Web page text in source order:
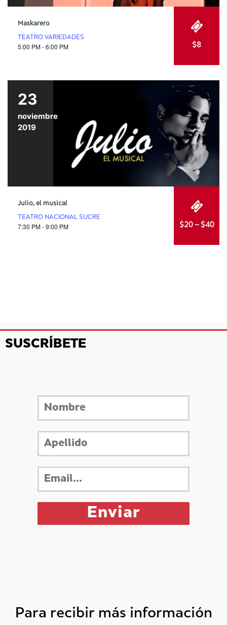
Maskarero
TEATRO VARIEDADES
5:00 PM - 6:00 PM $8
23
noviembre
2019
Julio, el musical
TEATRO NACIONAL SUCRE
7:30 PM - 9:00 PM $20 – $40
SUSCRÍBETE
Para recibir más información